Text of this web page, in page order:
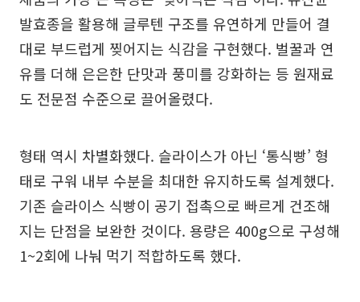
발효종을 활용해 글루텐 구조를 유연하게 만들어 결
대로 부드럽게 찢어지는 식감을 구현했다. 벌꿀과 연
유를 더해 은은한 단맛과 풍미를 강화하는 등 원재료
도 전문점 수준으로 끌어올렸다.
형태 역시 차별화했다. 슬라이스가 아닌 ‘통식빵’ 형
태로 구워 내부 수분을 최대한 유지하도록 설계했다.
기존 슬라이스 식빵이 공기 접촉으로 빠르게 건조해
지는 단점을 보완한 것이다. 용량은 400g으로 구성해
1~2회에 나눠 먹기 적합하도록 했다.